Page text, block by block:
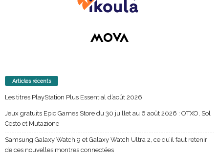
Articles récents
Les titres PlayStation Plus Essential d’août 2026
Jeux gratuits Epic Games Store du 30 juillet au 6 août 2026 : OTXO, Sol
Cesto et Mutazione
Samsung Galaxy Watch 9 et Galaxy Watch Ultra 2, ce qu’il faut retenir
de ces nouvelles montres connectées